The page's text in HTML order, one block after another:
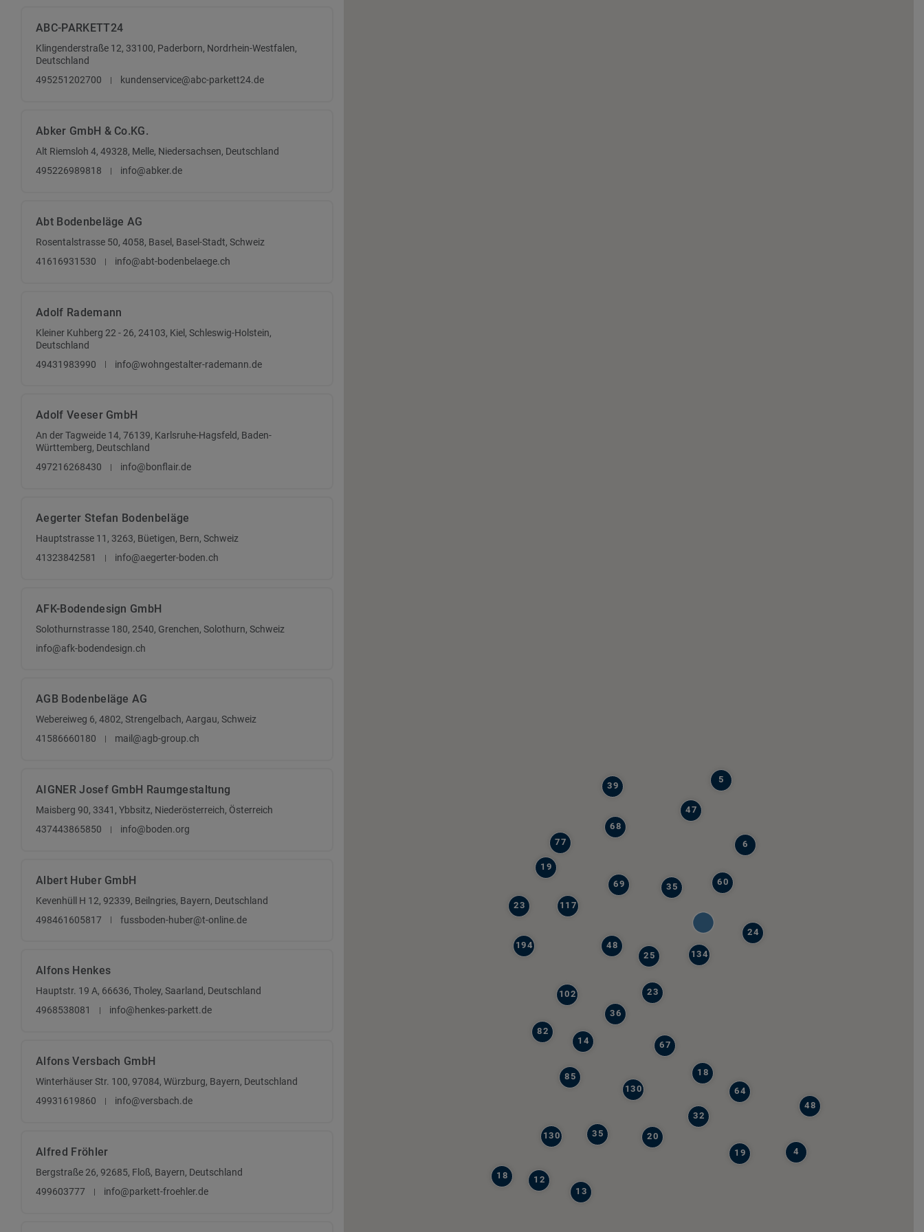
ABC-PARKETT24
Klingenderstraße 12, 33100, Paderborn, Nordrhein-Westfalen,
Deutschland
495251202700
kundenservice@abc-parkett24.de
Abker GmbH & Co.KG.
Alt Riemsloh 4, 49328, Melle, Niedersachsen, Deutschland
495226989818
info@abker.de
Abt Bodenbeläge AG
Rosentalstrasse 50, 4058, Basel, Basel-Stadt, Schweiz
41616931530
info@abt-bodenbelaege.ch
Adolf Rademann
Kleiner Kuhberg 22 - 26, 24103, Kiel, Schleswig-Holstein,
Deutschland
49431983990
info@wohngestalter-rademann.de
Adolf Veeser GmbH
An der Tagweide 14, 76139, Karlsruhe-Hagsfeld, Baden-
Württemberg, Deutschland
497216268430
info@bonflair.de
Aegerter Stefan Bodenbeläge
Hauptstrasse 11, 3263, Büetigen, Bern, Schweiz
41323842581
info@aegerter-boden.ch
AFK-Bodendesign GmbH
Solothurnstrasse 180, 2540, Grenchen, Solothurn, Schweiz
info@afk-bodendesign.ch
AGB Bodenbeläge AG
Webereiweg 6, 4802, Strengelbach, Aargau, Schweiz
41586660180
mail@agb-group.ch
AIGNER Josef GmbH Raumgestaltung
Maisberg 90, 3341, Ybbsitz, Niederösterreich, Österreich
437443865850
info@boden.org
Albert Huber GmbH
Kevenhüll H 12, 92339, Beilngries, Bayern, Deutschland
498461605817
fussboden-huber@t-online.de
Alfons Henkes
Hauptstr. 19 A, 66636, Tholey, Saarland, Deutschland
4968538081
info@henkes-parkett.de
Alfons Versbach GmbH
Winterhäuser Str. 100, 97084, Würzburg, Bayern, Deutschland
49931619860
info@versbach.de
Alfred Fröhler
Bergstraße 26, 92685, Floß, Bayern, Deutschland
499603777
info@parkett-froehler.de
48
85
194
77
117
130
39
64
67
82
36
130
69
134
23
68
35
35
102
19
23
47
19
48
14
60
12
18
32
13
20
24
6
25
5
4
18